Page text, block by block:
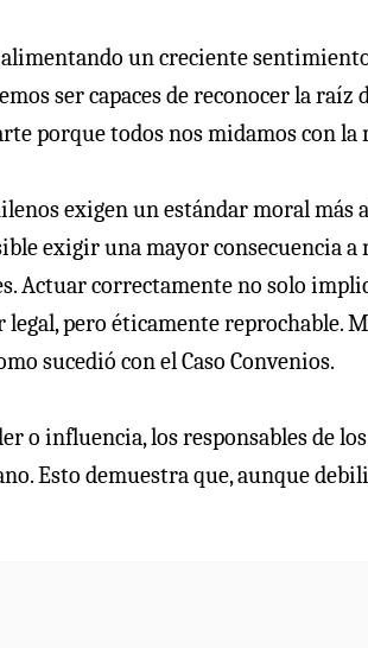
un creciente
ser capaces de reconocer la raíz
porque todos nos midamos con la
exigen un estándar moral más
exigir una mayor consecuencia
Actuar correctamente no solo
pero éticamente reprochable.
sucedió con el Caso Convenios.
o influencia, los responsables de
Esto demuestra que, aunque